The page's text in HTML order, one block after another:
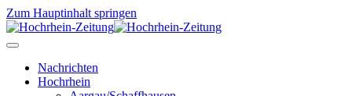
Zum Hauptinhalt springen
Nachrichten
Hochrhein